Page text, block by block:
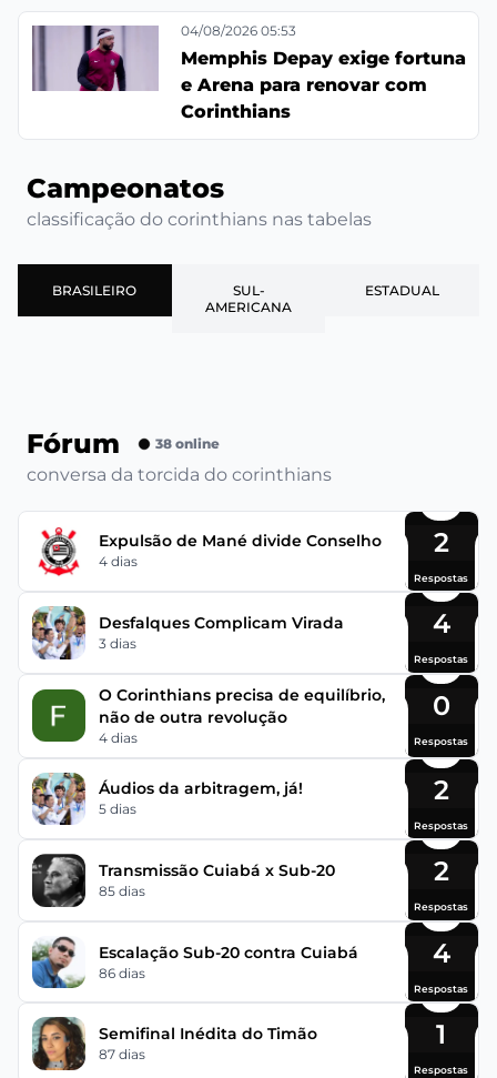
04/08/2026 05:53
Memphis Depay exige fortuna
e Arena para renovar com
Corinthians
Campeonatos
classificação do corinthians nas tabelas
BRASILEIRO
SUL-
AMERICANA
ESTADUAL
Fórum 38 online
conversa da torcida do corinthians
Expulsão de Mané divide Conselho
4 dias
2
Respostas
Desfalques Complicam Virada
3 dias
4
Respostas
O Corinthians precisa de equilíbrio,
não de outra revolução
4 dias
0
Respostas
Áudios da arbitragem, já!
5 dias
2
Respostas
Transmissão Cuiabá x Sub-20
85 dias
2
Respostas
Escalação Sub-20 contra Cuiabá
86 dias
4
Respostas
Semifinal Inédita do Timão
87 dias
1
Respostas